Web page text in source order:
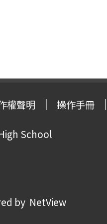
權聲明 操作手冊
School
by NetView